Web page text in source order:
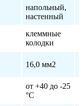
напольный,
настенный
клеммные
колодки
16,0 мм2
от +40 до -25
°C